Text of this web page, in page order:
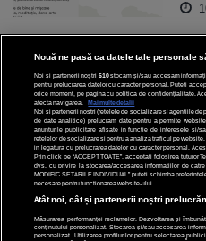
Nouă ne pasă ca datele tale personale
Noi și partenerii noștri 610stocăm și/sau accesăm
pentru prelucrarea datelor cu caracter personal. Puteți
orice moment, pe pagina cu politica de confidențialitate.
afecta navigarea.
Mai multe detalii
Noi si partenerii nostri (retelele de socializare si agentiile
de date analitice) prelucram date pentru a permite
anunturile publicitare afisate in functie de interesele si/
retelelor de socializare si pentru a analiza traficul pe
in legatura cu prelucrarea datelor cu caracter personal.
Prin click pe “ACCEPT TOATE”, acceptati folosirea
dvs. cu privire la stocarea/accesarea informatiilor de
MODIFIC SETARILE INDIVIDUAL” puteti schimba
necesare pentru functionarea website-ului.
Atât noi, cât și partenerii noștri
Măsurarea performanței reclamelor. Dezvoltarea și
conținutului personalizat. Stocarea și/sau accesarea
personalizat. Utilizarea profilurilor pentru selectarea